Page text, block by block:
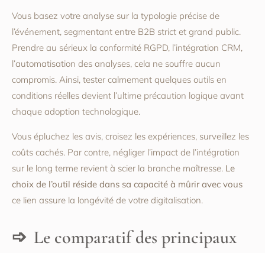
Vous basez votre analyse sur la typologie précise de
l’événement, segmentant entre B2B strict et grand public.
Prendre au sérieux la conformité RGPD, l’intégration CRM,
l’automatisation des analyses, cela ne souffre aucun
compromis. Ainsi, tester calmement quelques outils en
conditions réelles devient l’ultime précaution logique avant
chaque adoption technologique.
Vous épluchez les avis, croisez les expériences, surveillez les
coûts cachés. Par contre, négliger l’impact de l’intégration
sur le long terme revient à scier la branche maîtresse. Le
choix de l’outil réside dans sa capacité à mûrir avec vous
ce lien assure la longévité de votre digitalisation.
Le comparatif des principaux